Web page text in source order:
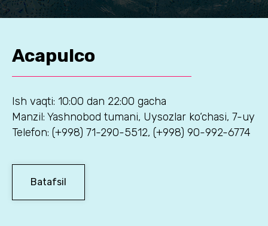
Acapulco
Ish vaqti: 10:00 dan 22:00 gacha
Manzil: Yashnobod tumani, Uysozlar ko‘chasi, 7-uy
Telefon: (+998) 71-290-5512, (+998) 90-992-6774
Batafsil